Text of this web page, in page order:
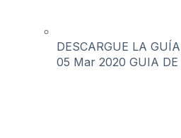
DESCARGUE LA
05 Mar 2020 GUIA